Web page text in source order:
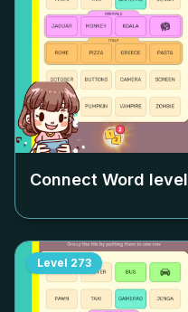
Connect Word level
Level 273